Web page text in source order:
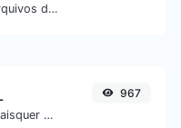
Converta facilmente arquivos de imagem GIF para BMP.
Extraia detalhes de quaisquer URLs.
967